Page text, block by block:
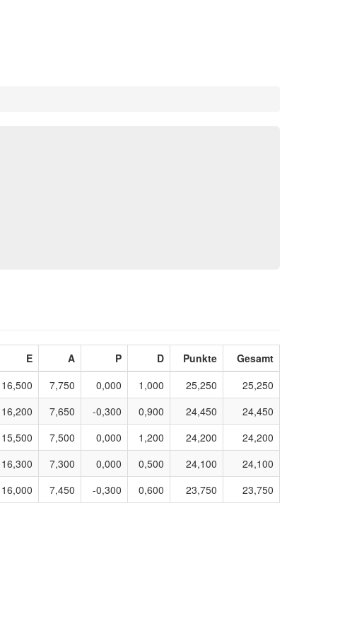
E A P D Punkte
Gesamt
16,500 7,750 0,000 1,000 25,250
25,250
16,200 7,650 -0,300 0,900 24,450
24,450
15,500 7,500 0,000 1,200 24,200
24,200
16,300 7,300 0,000 0,500 24,100
24,100
16,000 7,450 -0,300 0,600 23,750 23,750